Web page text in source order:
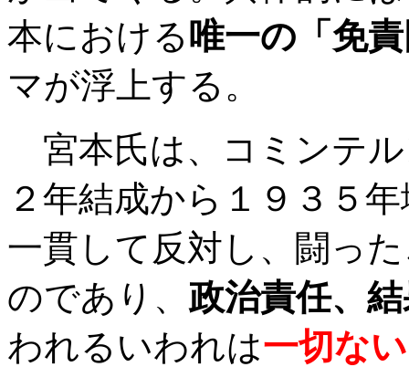
本における唯一の「免
マが浮上する。
宮本氏は、コミンテ
２年結成から１９３５
一貫して反対し、闘っ
のであり、政治責任、
われるいわれは一切な